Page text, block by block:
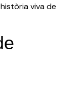
viva de